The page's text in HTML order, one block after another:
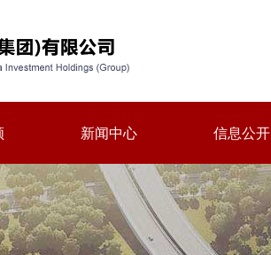
新闻中心 信息公开